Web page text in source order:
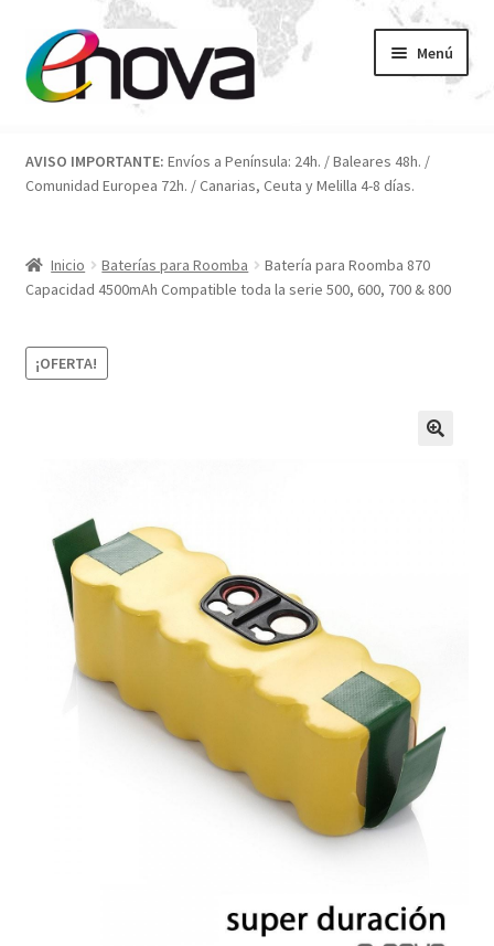
a
la
al
contenido
Menú
Blog
Contacto
Finalizar compra
AVISO IMPORTANTE: Envíos a Península: 24h. / Baleares 48h. /
Comunidad Europea 72h. / Canarias, Ceuta y Melilla 4-8 días.
Inicio Baterías para Roomba
Batería para Roomba 870
Capacidad 4500mAh Compatible toda la serie 500, 600, 700 & 800
¡OFERTA!